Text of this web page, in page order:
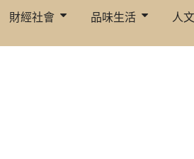
財經社會 品味生活 人